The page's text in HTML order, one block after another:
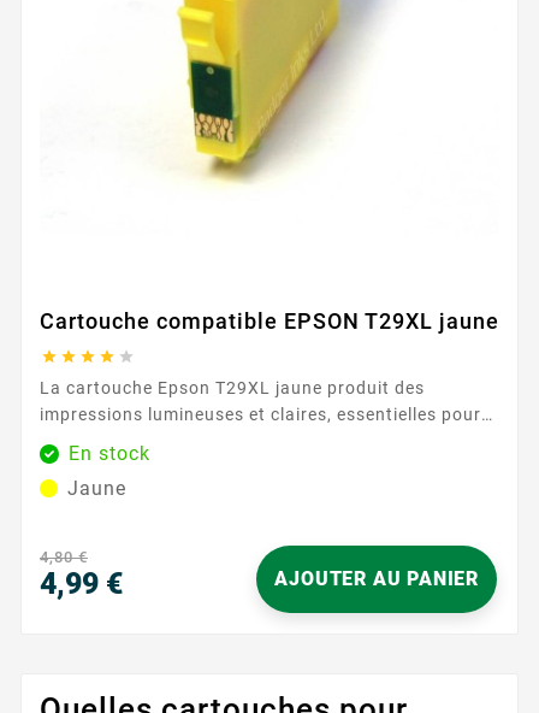
Cartouche compatible EPSON T29XL jaune
    
La cartouche Epson T29XL jaune produit des
impressions lumineuses et claires, essentielles pour
les documents colorés et les images. Sa capacité de
450 pages permet une utilisation prolongée avec des
résultats constants. Caractéristiques principales :
En stock
Jaune
4,80 €
4,99 € AJOUTER AU PANIER